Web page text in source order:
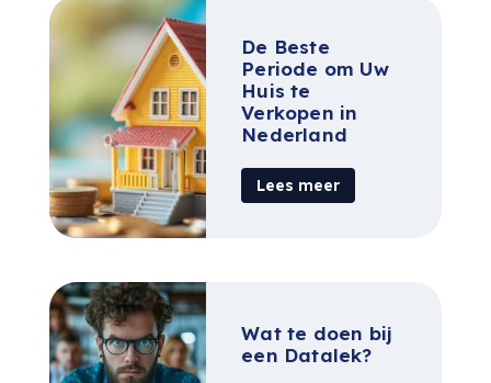
De Beste
Periode om Uw
Huis te
Verkopen in
Nederland
Lees meer
Wat te doen bij
een Datalek?